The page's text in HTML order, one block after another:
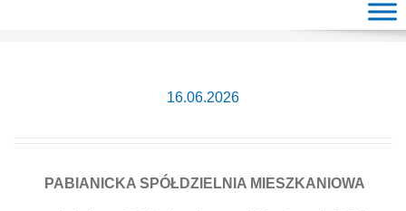
16.06.2026
PABIANICKA SPÓŁDZIELNIA MIESZKANIOWA